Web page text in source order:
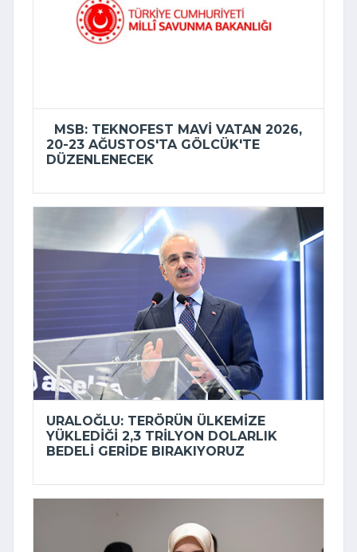
MSB: TEKNOFEST MAVI VATAN 2026,
20-23 AĞUSTOS'TA GÖLCÜK'TE
DÜZENLENECEK
URALOĞLU: TERÖRÜN ÜLKEMIZE
YÜKLEDIĞI 2,3 TRILYON DOLARLIK
BEDELI GERIDE BIRAKIYORUZ